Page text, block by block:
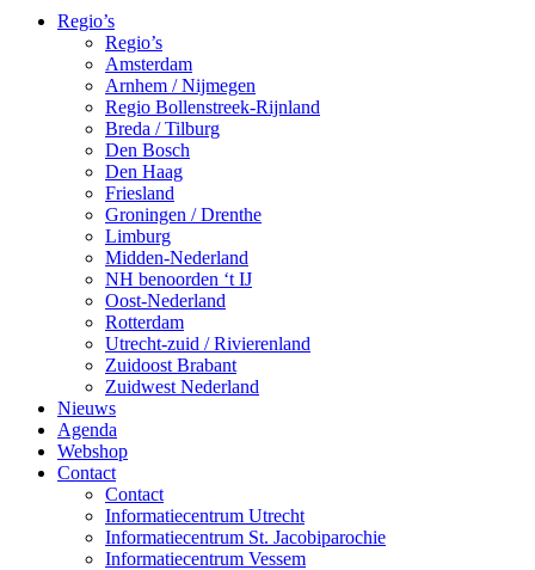
Regio’s
Regio’s
Amsterdam
Arnhem / Nijmegen
Regio Bollenstreek-Rijnland
Breda / Tilburg
Den Bosch
Den Haag
Friesland
Groningen / Drenthe
Limburg
Midden-Nederland
NH benoorden ‘t IJ
Oost-Nederland
Rotterdam
Utrecht-zuid / Rivierenland
Zuidoost Brabant
Zuidwest Nederland
Nieuws
Agenda
Webshop
Contact
Contact
Informatiecentrum Utrecht
Informatiecentrum St. Jacobiparochie
Informatiecentrum Vessem